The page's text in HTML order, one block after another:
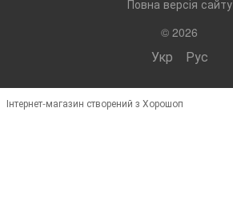
Повна версія сайту
© 2026
Укр Рус
Інтернет-магазин створений з Хорошоп